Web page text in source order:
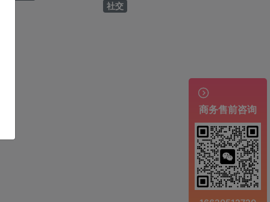
社交

商务售前咨询